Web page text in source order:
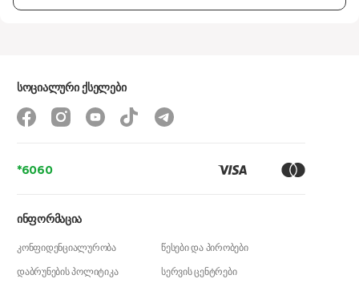
*6060
ინფორმაცია
კონფიდენციალურობა
წესები და პირობები
დაბრუნების პოლიტიკა
სერვის ცენტრები
სოციალური ქსელები